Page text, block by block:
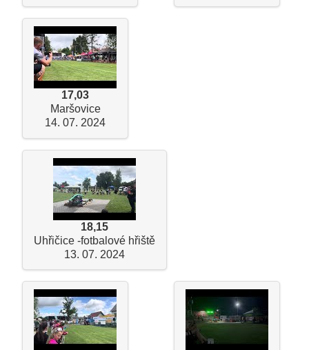
17,03
Maršovice
14. 07. 2024
18,15
Uhřičice -fotbalové hřiště
13. 07. 2024